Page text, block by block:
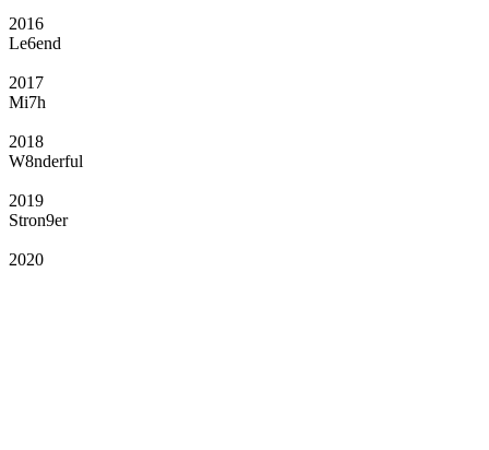
2016
Le6end
2017
Mi7h
2018
W8nderful
2019
Stron9er
2020